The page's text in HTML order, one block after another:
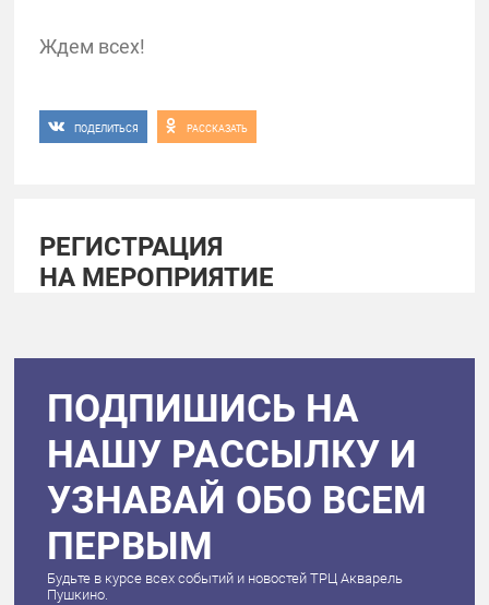
Ждем всех!
ПОДЕЛИТЬСЯ РАССКАЗАТЬ
РЕГИСТРАЦИЯ
НА МЕРОПРИЯТИЕ
ПОДПИШИСЬ НА
НАШУ РАССЫЛКУ И
УЗНАВАЙ ОБО ВСЕМ
ПЕРВЫМ
Будьте в курсе всех событий и новостей ТРЦ Акварель
Пушкино.